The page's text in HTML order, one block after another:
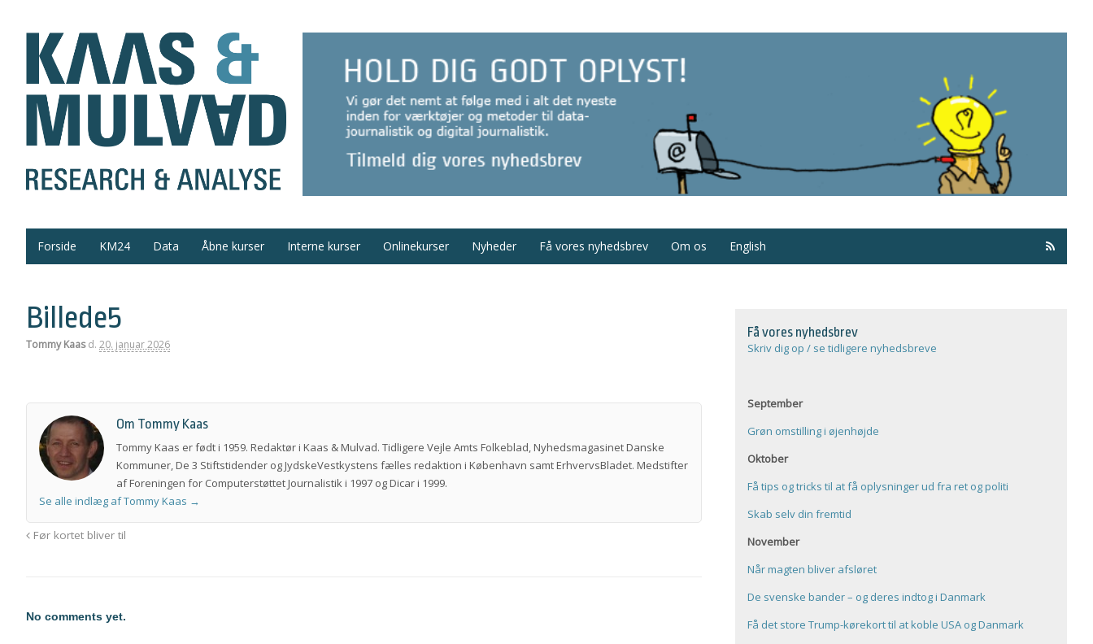
Forside KM24 Data Åbne kurser Interne kurser Onlinekurser Nyheder Få vores nyhedsbrev Om os English
Billede5
Tommy Kaas d. 20. januar 2026
Om Tommy Kaas
Tommy Kaas er født i 1959. Redaktør i Kaas & Mulvad. Tidligere Vejle Amts Folkeblad, Nyhedsmagasinet Danske
Kommuner, De 3 Stiftstidender og JydskeVestkystens fælles redaktion i København samt ErhvervsBladet. Medstifter
af Foreningen for Computerstøttet Journalistik i 1997 og Dicar i 1999.
Se alle indlæg af Tommy Kaas →
Før kortet bliver til
No comments yet.
Få vores nyhedsbrev
Skriv dig op / se tidligere nyhedsbreve
September
Grøn omstilling i øjenhøjde
Oktober
Få tips og tricks til at få oplysninger ud fra ret og politi
Skab selv din fremtid
November
Når magten bliver afsløret
De svenske bander – og deres indtog i Danmark
Få det store Trump-kørekort til at koble USA og Danmark